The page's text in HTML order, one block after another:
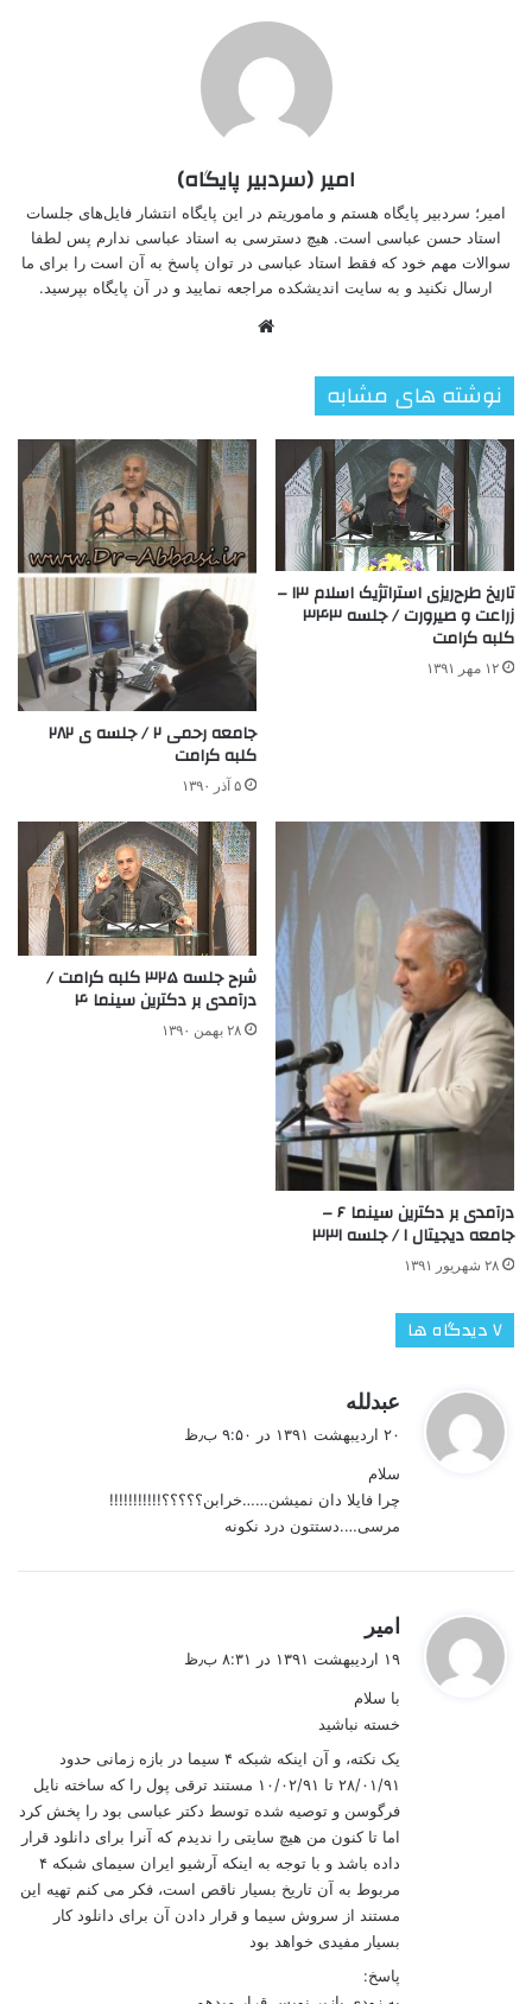
امیر (سردبیر پایگاه)
امیر؛ سردبیر پایگاه هستم و ماموریتم در این پایگاه انتشار فایل‌های جلسات
استاد حسن عباسی است. هیچ دسترسی به استاد عباسی ندارم پس لطفا
سوالات مهم خود که فقط استاد عباسی در توان پاسخ به آن است را برای ما
ارسال نکنید و به سایت اندیشکده مراجعه نمایید و در آن پایگاه بپرسید.
نوشته های مشابه
تاریخ طرح‌ریزی استراتژیک اسلام ۱۳ –
زراعت و صیرورت / جلسه ۳۴۳
کلبه کرامت
۱۲ مهر ۱۳۹۱
جامعه رحمی ۲ / جلسه ی ۲۸۲
کلبه کرامت
۵ آذر ۱۳۹۰
درآمدی بر دکترین سینما ۶ –
جامعه دیجیتال ۱ / جلسه ۳۳۱
۲۸ شهریور ۱۳۹۱
شرح جلسه ۳۲۵ کلبه کرامت /
درآمدی بر دکترین سینما ۴
۲۸ بهمن ۱۳۹۰
‫۷ دیدگاه ها
عبدلله
۲۰ اردیبهشت ۱۳۹۱ در ۹:۵۰ ب٫ظ
سلام
چرا فایلا دان نمیشن……خرابن؟؟؟؟؟!!!!!!!!!!!
مرسی….دستتون درد نکونه
امیر
:
۱۹ اردیبهشت ۱۳۹۱ در ۸:۳۱ ب٫ظ
با سلام
خسته نباشید
یک نکته، و آن اینکه شبکه ۴ سیما در بازه زمانی حدود
۲۸/۰۱/۹۱ تا ۱۰/۰۲/۹۱ مستند ترقی پول را که ساخته نایل
فرگوسن و توصیه شده توسط دکتر عباسی بود را پخش کرد
اما تا کنون من هیچ سایتی را ندیدم که آنرا برای دانلود قرار
داده باشد و با توجه به اینکه آرشیو ایران سیمای شبکه ۴
مربوط به آن تاریخ بسیار ناقص است، فکر می کنم تهیه این
مستند از سروش سیما و قرار دادن آن برای دانلود کار
بسیار مفیدی خواهد بود
پاسخ: